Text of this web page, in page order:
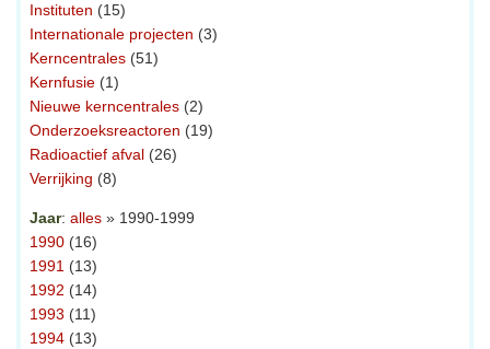
Instituten (15)
Internationale projecten (3)
Kerncentrales (51)
Kernfusie (1)
Nieuwe kerncentrales (2)
Onderzoeksreactoren (19)
Radioactief afval (26)
Verrijking (8)
Jaar: alles » 1990-1999
1990 (16)
1991 (13)
1992 (14)
1993 (11)
1994 (13)